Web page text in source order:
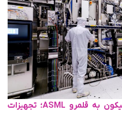
حمله نیکون به قلمرو ASML؛ تجهیزات